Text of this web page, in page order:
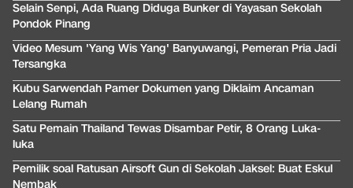
Selain Senpi, Ada Ruang Diduga Bunker di Yayasan Sekolah
Pondok Pinang
Video Mesum 'Yang Wis Yang' Banyuwangi, Pemeran Pria Jadi
Tersangka
Kubu Sarwendah Pamer Dokumen yang Diklaim Ancaman
Lelang Rumah
Satu Pemain Thailand Tewas Disambar Petir, 8 Orang Luka-
luka
Pemilik soal Ratusan Airsoft Gun di Sekolah Jaksel: Buat Eskul
Nembak